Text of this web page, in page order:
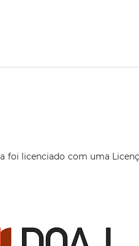
foi licenciado com uma